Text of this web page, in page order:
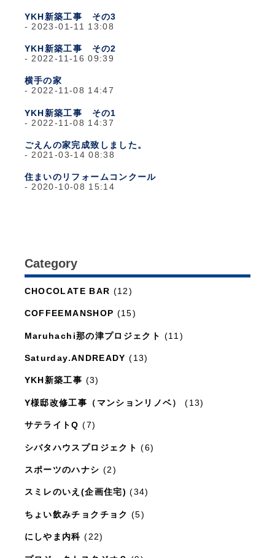
YKH新築工事 その3
2023-01-11 13:08
YKH新築工事 その2
2022-11-16 09:39
横手の家
2022-11-08 14:47
YKH新築工事 その1
2022-11-08 14:37
ごえんの家完成致しました。
2021-03-14 08:38
住まいのリフォームコンクール
2020-10-08 15:14
Category
CHOCOLATE BAR (12)
COFFEEMANSHOP (15)
Maruhachi那の津プロジェクト (11)
Saturday.ANDREADY (13)
YKH新築工事 (3)
Y様邸改修工事（マンションリノベ） (13)
サテライトQ (7)
シバタハウスプロジェクト (6)
スポーツのハナシ (2)
スミレのいえ(企画住宅) (34)
ちょい飲みチョクチョク (5)
にしやま内科 (22)